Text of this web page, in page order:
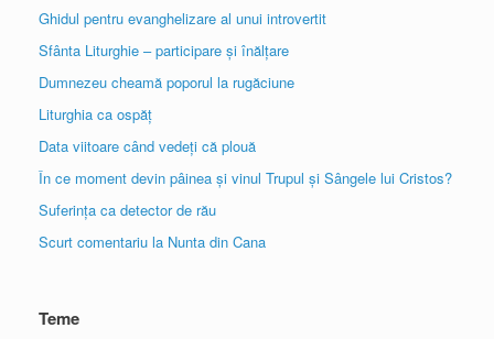
Ghidul pentru evanghelizare al unui introvertit
Sfânta Liturghie – participare și înălțare
Dumnezeu cheamă poporul la rugăciune
Liturghia ca ospăț
Data viitoare când vedeți că plouă
În ce moment devin pâinea și vinul Trupul și Sângele lui Cristos?
Suferința ca detector de rău
Scurt comentariu la Nunta din Cana
Teme